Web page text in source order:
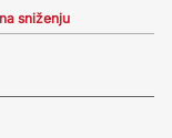
sniženju